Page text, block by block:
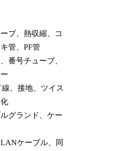
ブ、熱収縮、コ
管、PF管
番号チューブ、
、接地、ツイス
グランド、ケー
ケーブル、同